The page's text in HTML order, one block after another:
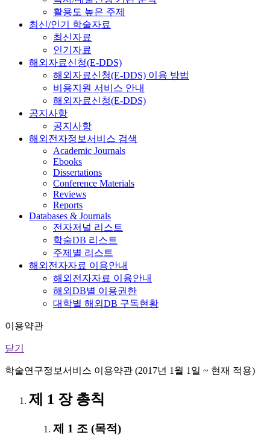
활용도 높은 주제
최신/인기 학술자료
최신자료
인기자료
해외자료신청(E-DDS)
해외자료신청(E-DDS) 이용 방법
비용지원 서비스 안내
해외자료신청(E-DDS)
공지사항
공지사항
해외전자정보서비스 검색
Academic Journals
Ebooks
Dissertations
Conference Materials
Reviews
Reports
Databases & Journals
전자저널 리스트
학술DB 리스트
주제별 리스트
해외전자자료 이용안내
해외전자자료 이용안내
해외DB별 이용권한
대학별 해외DB 구독현황
이용약관
닫기
학술연구정보서비스 이용약관 (2017년 1월 1일 ~ 현재 적용)
제 1 장 총칙
제 1 조 (목적)